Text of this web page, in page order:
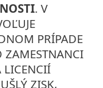
. V
PRÍPADE
ZAMESTNANCI
LICENCIÍ
ZISK,